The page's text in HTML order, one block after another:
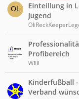
Einteillung in
Jugend
Profibereich
Willi
Kinderfußball
Verband